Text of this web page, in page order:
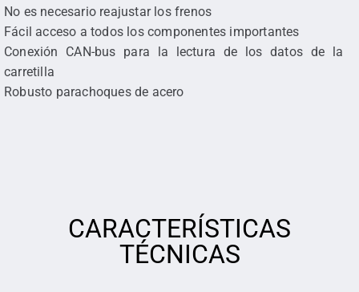
No es necesario reajustar los frenos
Fácil acceso a todos los componentes importantes
Conexión CAN-bus para la lectura de los datos de la
carretilla
Robusto parachoques de acero
CARACTERÍSTICAS
TÉCNICAS